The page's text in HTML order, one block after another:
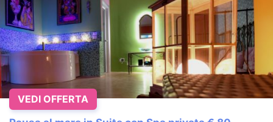
VEDI OFFERTA